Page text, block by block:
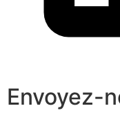
Envoyez-